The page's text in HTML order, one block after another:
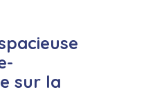
sur la